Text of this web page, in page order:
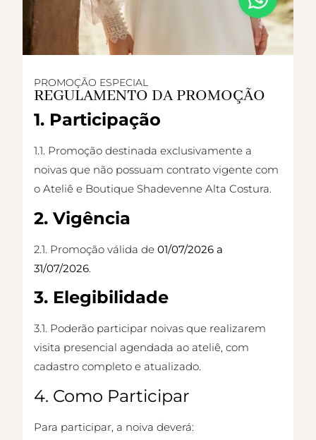
PROMOÇÃO ESPECIAL
REGULAMENTO DA PROMOÇÃO
1. Participação
1.1. Promoção destinada exclusivamente a
noivas que não possuam contrato vigente com
o Ateliê e Boutique Shadevenne Alta Costura.
2. Vigência
2.1. Promoção válida de 01/07/2026 a
31/07/2026.
3. Elegibilidade
3.1. Poderão participar noivas que realizarem
visita presencial agendada ao ateliê, com
cadastro completo e atualizado.
4. Como Participar
Para participar, a noiva deverá: